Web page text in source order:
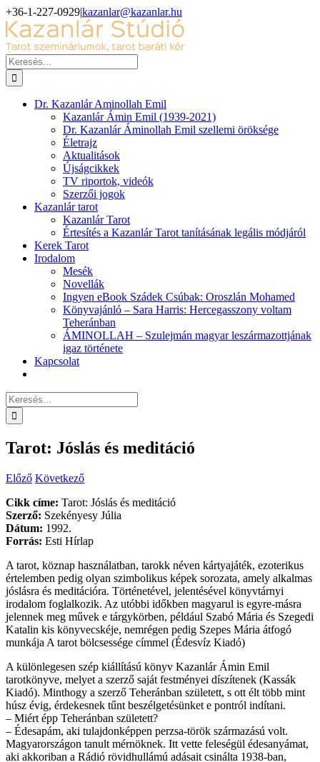
Kihagyás
+36-1-227-0929|kazanlar@kazanlar.hu
Facebook
YouTube
Keresés...
Dr. Kazanlár Aminollah Emil
Kazanlár Ámin Emil (1939-2021)
Dr. Kazanlár Áminollah Emil szellemi öröksége
Életrajz
Aktualitások
Újságcikkek
TV riportok, videók
Szerzői jogok
Kazanlár tarot
Kazanlár Tarot
Értesítés a Kazanlár Tarot tanításának legális módjáról
Kerek Tarot
Irodalom
Mesék
Novellák
Ingyen eBook Szádek Csúbak: Oroszlán Mohamed
Könyvajánló – Sara Harris: Hercegasszony voltam
Teheránban
ÁMINOLLAH – Szulejmán magyar leszármazottjának
igaz története
Kapcsolat
Keresés...
Tarot: Jóslás és meditáció
Előző Következő
Cikk címe: Tarot: Jóslás és meditáció
Szerző: Szekényesy Júlia
Dátum: 1992.
Forrás: Esti Hírlap
A tarot, köznap használatban, tarokk néven kártyajáték, ezoterikus
értelemben pedig olyan szimbolikus képek sorozata, amely alkalmas
jóslásra és meditációra. Történetével, jelentésével könyvtárnyi
irodalom foglalkozik. Az utóbbi időkben magyarul is egyre-másra
jelennek meg művek e tárgykörben, például Szabó Mária és Szegedi
Katalin kis könyvecskéje, nemrégen pedig Szepes Mária átfogó
munkája A tarot bölcsessége címmel (Édesvíz Kiadó)
A különlegesen szép kiállítású könyv Kazanlár Ámin Emil
tarotkönyve, melyet a szerző saját festményei díszítenek (Kassák
Kiadó). Minthogy a szerző Teheránban született, s ott élt több mint
húsz évig, érdekesnek tűnt beszélgetésünket e pontról indítani.
– Miért épp Teheránban született?
– Édesapám, aki tulajdonképpen perzsa-török származású volt.
Magyarországon tanult mérnöknek. Itt vette feleségül édesanyámat,
aki akkoriban a Rádió rövidhullámú adásait csinálta 1938-ban,